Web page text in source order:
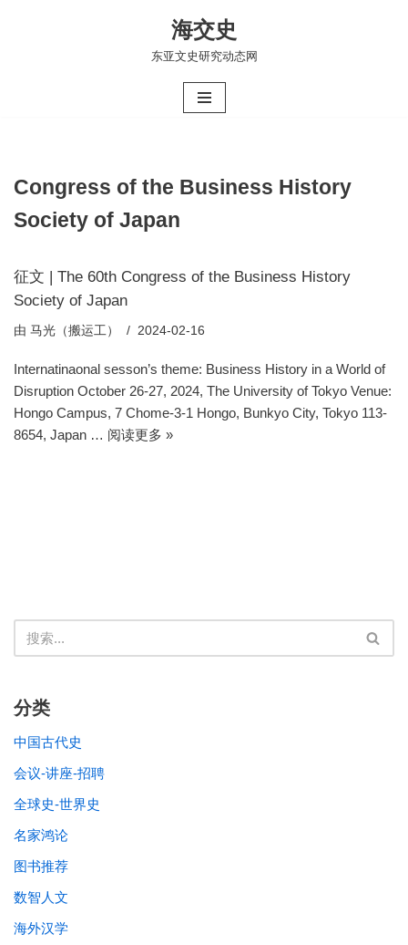
海交史
东亚文史研究动态网
Congress of the Business History
Society of Japan
征文 | The 60th Congress of the Business History
Society of Japan
由 马光（搬运工） 2024-02-16
Internatinaonal sesson’s theme: Business History in a World of
Disruption October 26-27, 2024, The University of Tokyo Venue:
Hongo Campus, 7 Chome-3-1 Hongo, Bunkyo City, Tokyo 113-
8654, Japan … 阅读更多 »
分类
中国古代史
会议-讲座-招聘
全球史-世界史
名家鸿论
图书推荐
数智人文
海外汉学